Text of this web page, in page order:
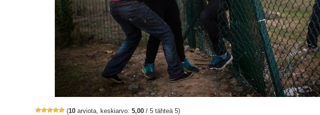
(10 arviota, keskiarvo: 5,00 / 5 tähteä 5)